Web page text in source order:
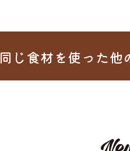
同じ食材を使った他